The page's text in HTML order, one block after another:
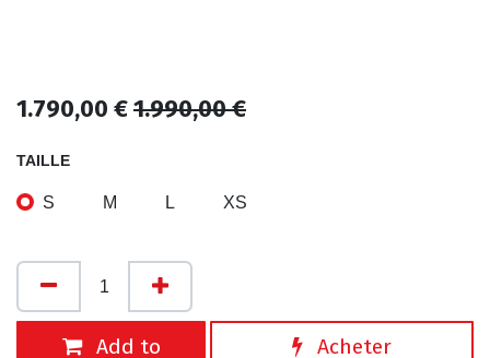
1.790,00 €1.990,00€
TAILLE
S M L XS
Add to Acheter